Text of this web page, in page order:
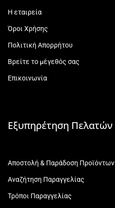
Η εταιρεία
Όροι Χρήσης
Πολιτική Απορρήτου
Βρείτε το μέγεθός σας
Επικοινωνία
Εξυπηρέτηση Πελατών
Αποστολή & Παράδοση Προϊόντων
Αναζήτηση Παραγγελίας
Τρόποι Παραγγελίας